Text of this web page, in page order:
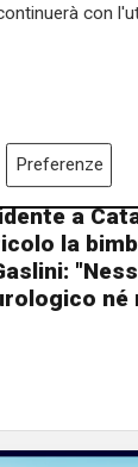
a
la
né
con
Preferenze